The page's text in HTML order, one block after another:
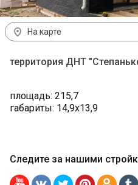
На карте
территория ДНТ
площадь: 215,7
габариты: 14,9х13,9
Следите за нашими